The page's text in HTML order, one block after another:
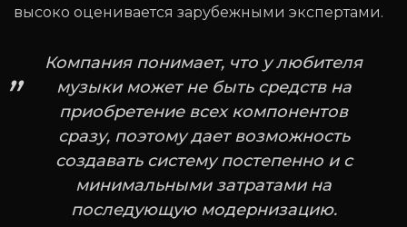
высоко оценивается зарубежными экспертами.
Компания понимает, что у любителя
музыки может не быть средств на
приобретение всех компонентов
сразу, поэтому дает возможность
создавать систему постепенно и с
минимальными затратами на
последующую модернизацию.